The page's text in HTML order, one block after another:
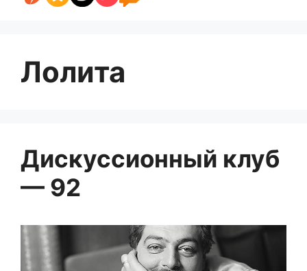
Лолита
Дискуссионный клуб
— 92